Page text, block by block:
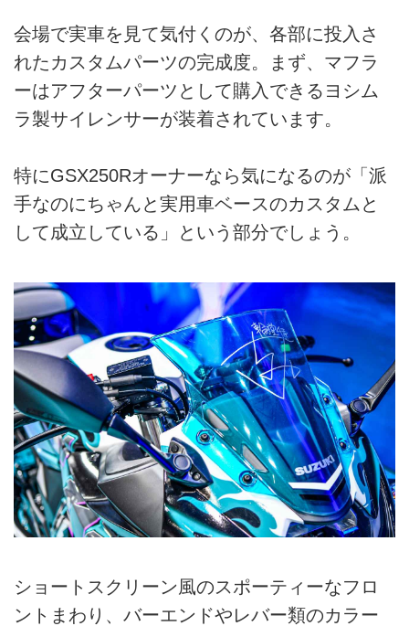
会場で実車を見て気付くのが、各部に投入さ
れたカスタムパーツの完成度。まず、マフラ
ーはアフターパーツとして購入できるヨシム
ラ製サイレンサーが装着されています。
特にGSX250Rオーナーなら気になるのが「派
手なのにちゃんと実用車ベースのカスタムと
して成立している」という部分でしょう。
ショートスクリーン風のスポーティーなフロ
ントまわり、バーエンドやレバー類のカラー